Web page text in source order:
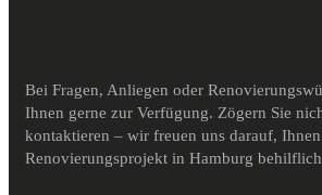
Bei Fragen, Anliegen oder
Ihnen gerne zur Verfügung. Zögern Sie
kontaktieren – wir freuen uns darauf,
Renovierungsprojekt in Hamburg